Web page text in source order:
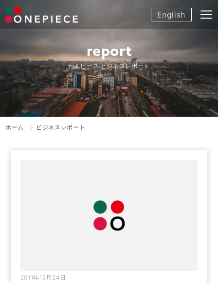
Skip
to
English
report
わんピース ビジネスレポート
ホーム ビジネスレポート
2011年12月24日